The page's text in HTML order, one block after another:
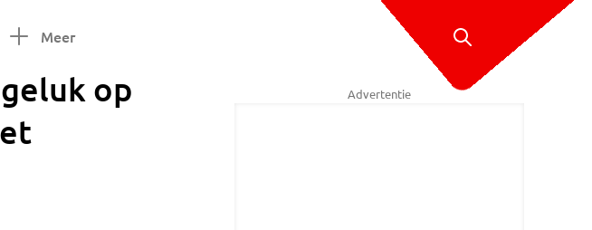
Meer
op
Advertentie